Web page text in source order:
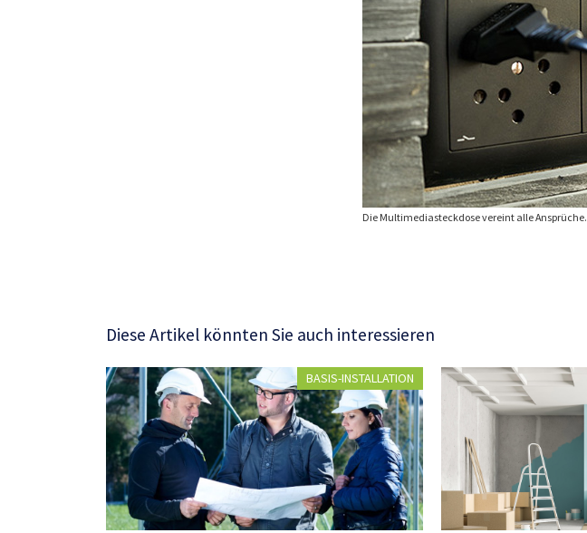
Die Multimediasteckdose vereint alle Ansprüche.
Diese Artikel könnten Sie auch interessieren
BASIS-INSTALLATION